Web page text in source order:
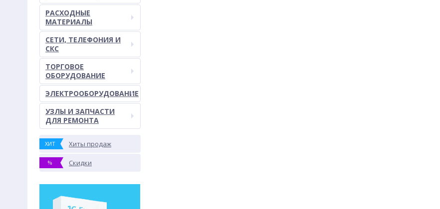
РАСХОДНЫЕ
МАТЕРИАЛЫ
СЕТИ, ТЕЛЕФОНИЯ И
СКС
ТОРГОВОЕ
ОБОРУДОВАНИЕ
ЭЛЕКТРООБОРУДОВАНИЕ
УЗЛЫ И ЗАПЧАСТИ
ДЛЯ РЕМОНТА
ХИТ Хиты продаж
% Скидки